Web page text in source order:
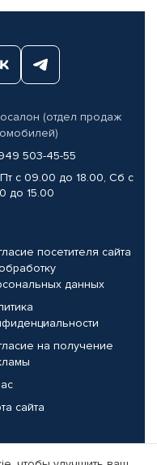
(отдел продаж
503-45-55
с 09.00 до 18.00, Сб с
до 15.00
посетителя сайта
данных
на получение
сайта